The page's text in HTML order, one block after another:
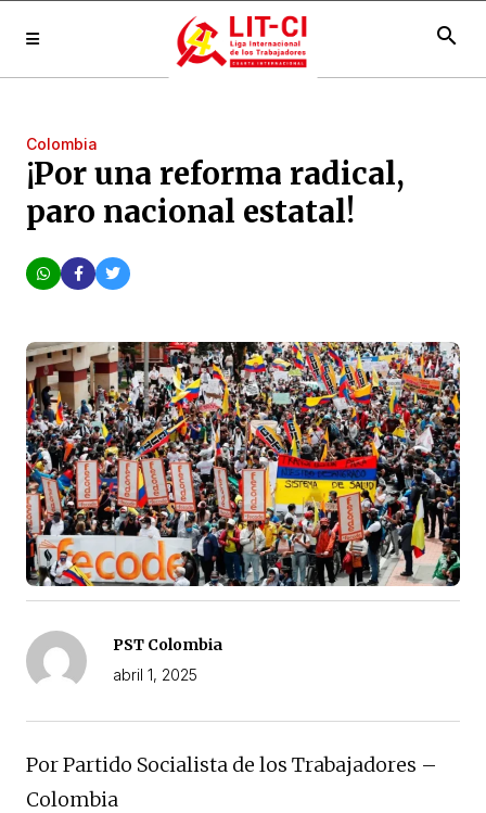
search
Colombia
¡Por una reforma radical,
paro nacional estatal!
PST Colombia
abril 1, 2025
Por Partido Socialista de los Trabajadores –
Colombia